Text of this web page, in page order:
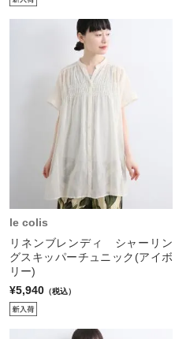
le colis
リネンブレンディ シャーリン
グスキッパーチュニック(アイボ
リー)
¥5,940 （税込）